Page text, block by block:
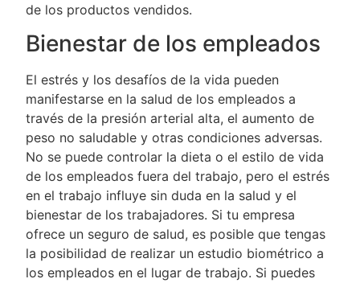
de los productos vendidos.
Bienestar de los empleados
El estrés y los desafíos de la vida pueden
manifestarse en la salud de los empleados a
través de la presión arterial alta, el aumento de
peso no saludable y otras condiciones adversas.
No se puede controlar la dieta o el estilo de vida
de los empleados fuera del trabajo, pero el estrés
en el trabajo influye sin duda en la salud y el
bienestar de los trabajadores. Si tu empresa
ofrece un seguro de salud, es posible que tengas
la posibilidad de realizar un estudio biométrico a
los empleados en el lugar de trabajo. Si puedes